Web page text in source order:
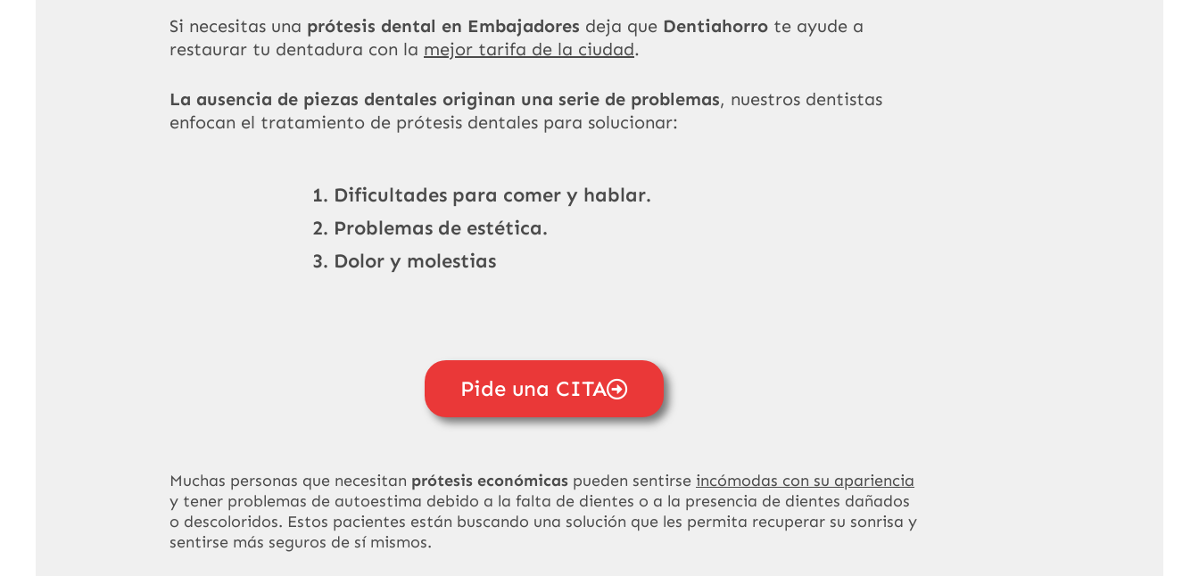
Si necesitas una prótesis dental en Embajadores deja que Dentiahorro te ayude a
restaurar tu dentadura con la mejor tarifa de la ciudad.
La ausencia de piezas dentales originan una serie de problemas, nuestros dentistas
enfocan el tratamiento de prótesis dentales para solucionar:
Dificultades para comer y hablar.
Problemas de estética.
Dolor y molestias
Pide una CITA
Muchas personas que necesitan prótesis económicas pueden sentirse incómodas con su apariencia
y tener problemas de autoestima debido a la falta de dientes o a la presencia de dientes dañados
o descoloridos. Estos pacientes están buscando una solución que les permita recuperar su sonrisa y
sentirse más seguros de sí mismos.